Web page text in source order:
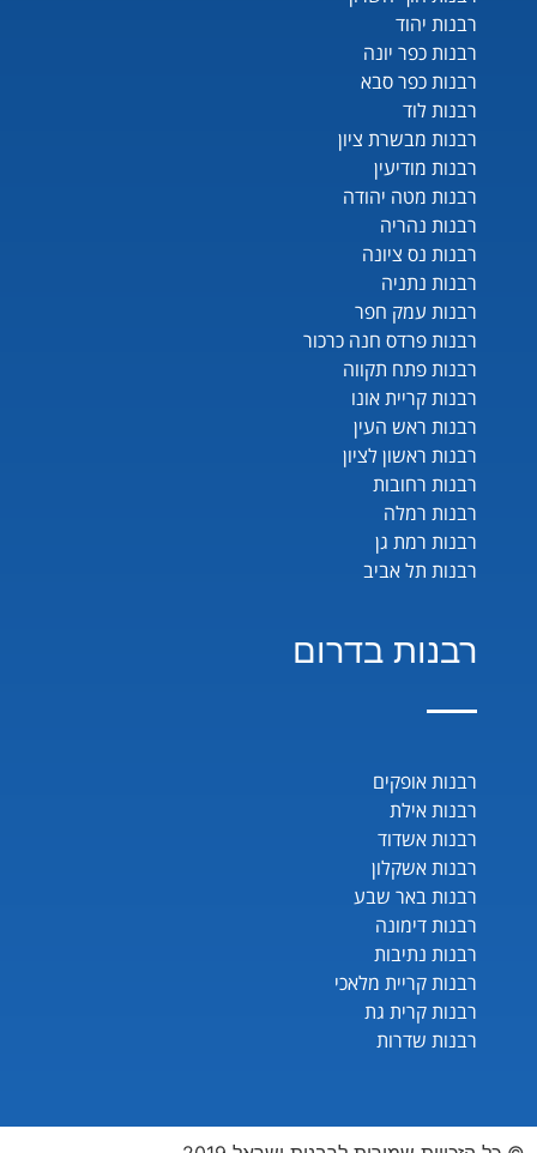
רבנות יהוד
רבנות כפר יונה
רבנות כפר סבא
רבנות לוד
רבנות מבשרת ציון
רבנות מודיעין
רבנות מטה יהודה
רבנות נהריה
רבנות נס ציונה
רבנות נתניה
רבנות עמק חפר
רבנות פרדס חנה כרכור
רבנות פתח תקווה
רבנות קריית אונו
רבנות ראש העין
רבנות ראשון לציון
רבנות רחובות
רבנות רמלה
רבנות רמת גן
רבנות תל אביב
רבנות בדרום
רבנות אופקים
רבנות אילת
רבנות אשדוד
רבנות אשקלון
רבנות באר שבע
רבנות דימונה
רבנות נתיבות
רבנות קריית מלאכי
רבנות קרית גת
רבנות שדרות